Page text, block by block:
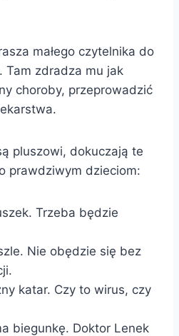
małego czytelnika do
Tam zdradza mu jak
choroby, przeprowadzić
pluszowi, dokuczają te
prawdziwym dzieciom:
Trzeba będzie
Nie obędzie się bez
katar. Czy to wirus, czy
biegunkę. Doktor Lenek